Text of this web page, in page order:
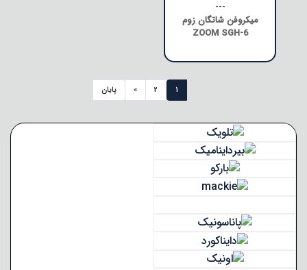
---
میکروفن شاتگان زوم
ZOOM SGH-6
1
2
» پایان